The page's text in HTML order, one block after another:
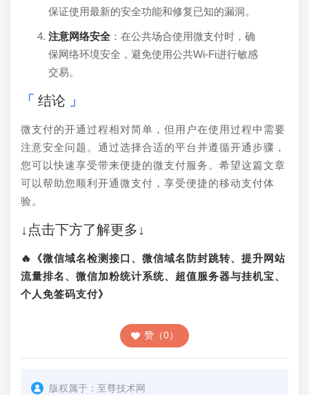
保证使用最新的安全功能和修复已知的漏洞。
注意网络安全：在公共场合使用微支付时，确
保网络环境安全，避免使用公共Wi-Fi进行敏感
交易。
结论
微支付的开通过程相对简单，但用户在使用过程中需要
注意安全问题。通过选择合适的平台并遵循开通步骤，
您可以快速享受带来便捷的微支付服务。希望这篇文章
可以帮助您顺利开通微支付，享受便捷的移动支付体
验。
↓点击下方了解更多↓
🔥《微信域名检测接口、微信域名防封跳转、提升网站
流量排名、微信加粉统计系统、超值服务器与挂机宝、
个人免签码支付》
赞（0）
版权属于： 至尊技术网